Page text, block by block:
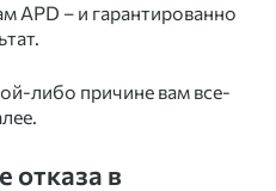
APD – и гарантированно
либо причине вам все-
отказа в